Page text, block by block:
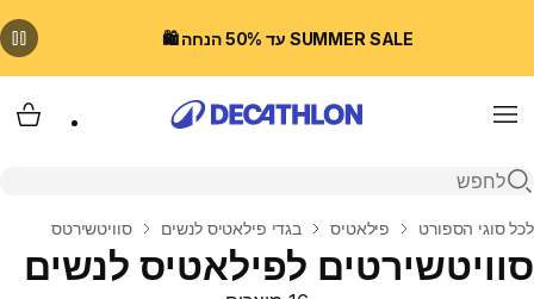
SUMMER SALE עד 50% הנחה 🛍️
Menu
פתיחת חיפוש
בית
לכל סוגי הספורט פילאטיס בגדי פילאטיס לנשים סוויטשירטס
סוויטשירטים לפילאטיס לנשים